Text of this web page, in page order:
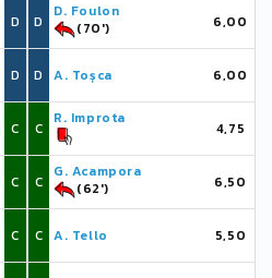
D
D
C
C
C
D
D. Foulon
(70')
6,00
D A. Toșca 6,00
C
R. Improta
4,75
C
G. Acampora
(62')
6,50
C A. Tello 5,50